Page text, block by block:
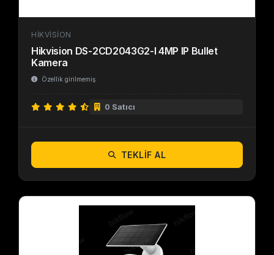
HIKVISION
Hikvision DS-2CD2043G2-I 4MP IP Bullet
Kamera
Özellik girilmemiş
0 Satıcı
TEKLIF AL